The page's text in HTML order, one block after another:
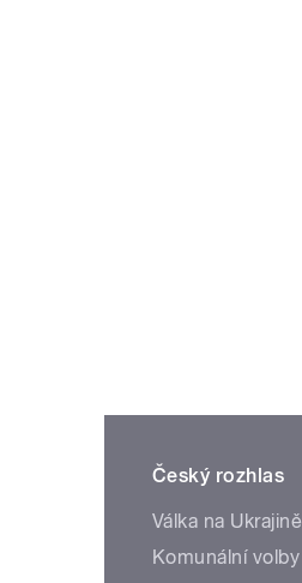
Český rozhlas
Válka na Ukrajině
Komunální volby